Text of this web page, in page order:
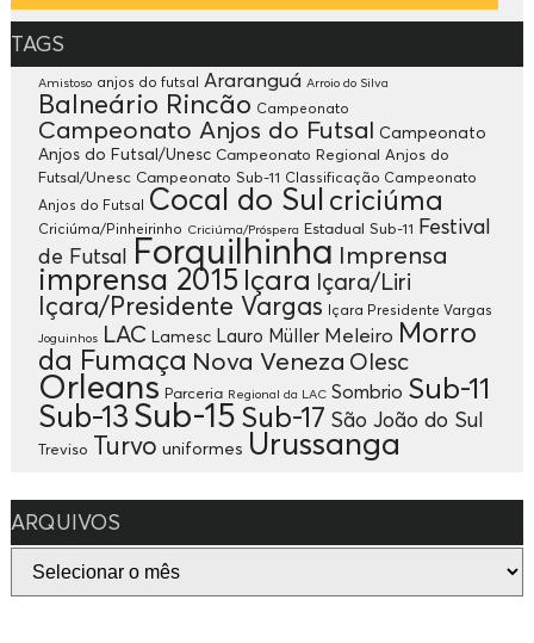
TAGS
Amistoso anjos do futsal Araranguá Arroio do Silva
Balneário Rincão Campeonato
Campeonato Anjos do Futsal Campeonato
Anjos do Futsal/Unesc Campeonato Regional Anjos do
Futsal/Unesc Campeonato Sub-11 Classificação Campeonato
Anjos do Futsal Cocal do Sul criciúma
Criciúma/Pinheirinho Criciúma/Próspera Estadual Sub-11 Festival
de Futsal Forquilhinha Imprensa
imprensa 2015 Içara Içara/Liri
Içara/Presidente Vargas Içara Presidente Vargas
Joguinhos LAC Lamesc Lauro Müller Meleiro Morro
da Fumaça Nova Veneza Olesc
Orleans Parceria Regional da LAC Sombrio Sub-11
Sub-13Sub-15 Sub-17 São João do Sul
Treviso Turvo uniformes Urussanga
ARQUIVOS